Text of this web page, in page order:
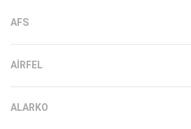
AFS
AIRFEL
ALARKO